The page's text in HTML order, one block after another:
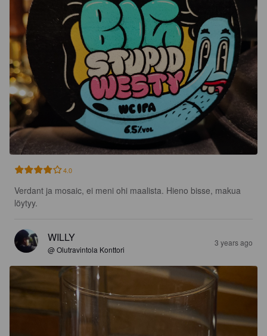
4.0
Verdant ja mosaic, ei meni ohi maalista. Hieno bisse, makua
löytyy.
WILLY
@ Olutravintola Konttori
3 years ago